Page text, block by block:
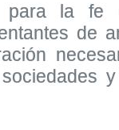
para la fe
de